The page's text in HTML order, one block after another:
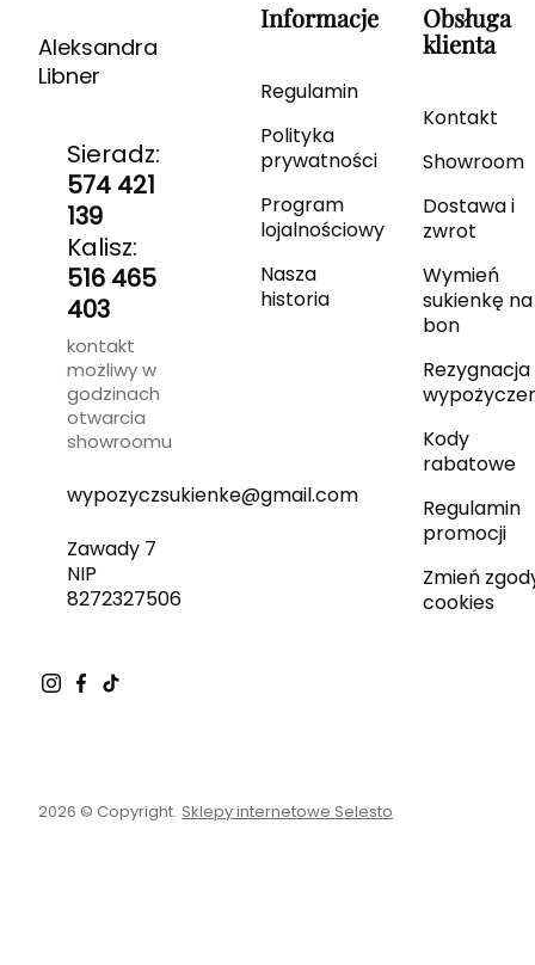
Aleksandra
Libner
Sieradz:
574 421
139
Kalisz:
516 465
403
kontakt
możliwy w
godzinach
otwarcia
showroomu
wypozyczsukienke@gmail.com
Zawady 7
NIP
8272327506
Informacje
Regulamin
Polityka
prywatności
Program
lojalnościowy
Nasza
historia
Obsługa
klienta
Kontakt
Showroom
Dostawa i
zwrot
Wymień
sukienkę na
bon
Rezygnacja
Kody
rabatowe
Regulamin
promocji
Zmień
cookies
2026 © Copyright. Sklepy internetowe Selesto